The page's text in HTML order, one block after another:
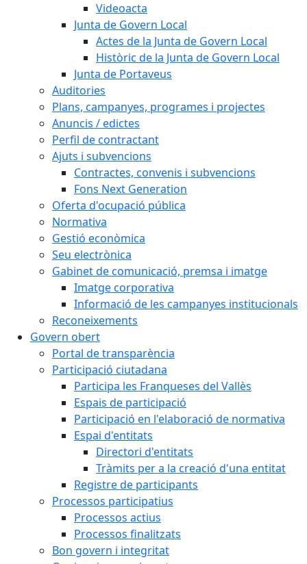
Videoacta
Junta de Govern Local
Actes de la Junta de Govern Local
Històric de la Junta de Govern Local
Junta de Portaveus
Auditories
Plans, campanyes, programes i projectes
Anuncis / edictes
Perfil de contractant
Ajuts i subvencions
Contractes, convenis i subvencions
Fons Next Generation
Oferta d'ocupació pública
Normativa
Gestió econòmica
Seu electrònica
Gabinet de comunicació, premsa i imatge
Imatge corporativa
Informació de les campanyes institucionals
Reconeixements
Govern obert
Portal de transparència
Participació ciutadana
Participa les Franqueses del Vallès
Espais de participació
Participació en l'elaboració de normativa
Espai d'entitats
Directori d'entitats
Tràmits per a la creació d'una entitat
Registre de participants
Processos participatius
Processos actius
Processos finalitzats
Bon govern i integritat